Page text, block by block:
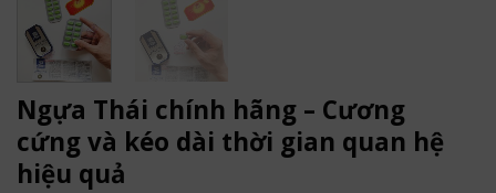
Ngựa Thái chính hãng – Cương
cứng và kéo dài thời gian quan hệ
hiệu quả